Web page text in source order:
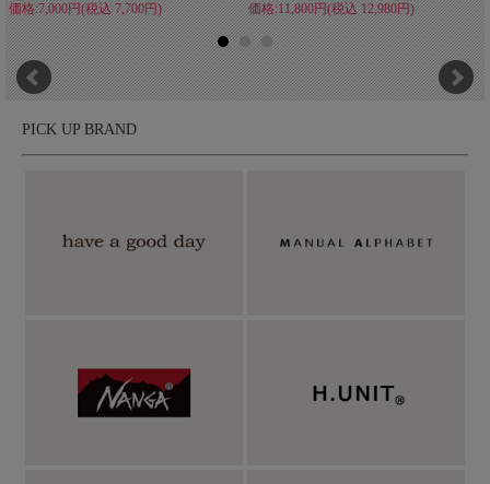
価格:7,000円(税込 7,700円) 価格:11,800円(税込 12,980円)
PICK UP BRAND